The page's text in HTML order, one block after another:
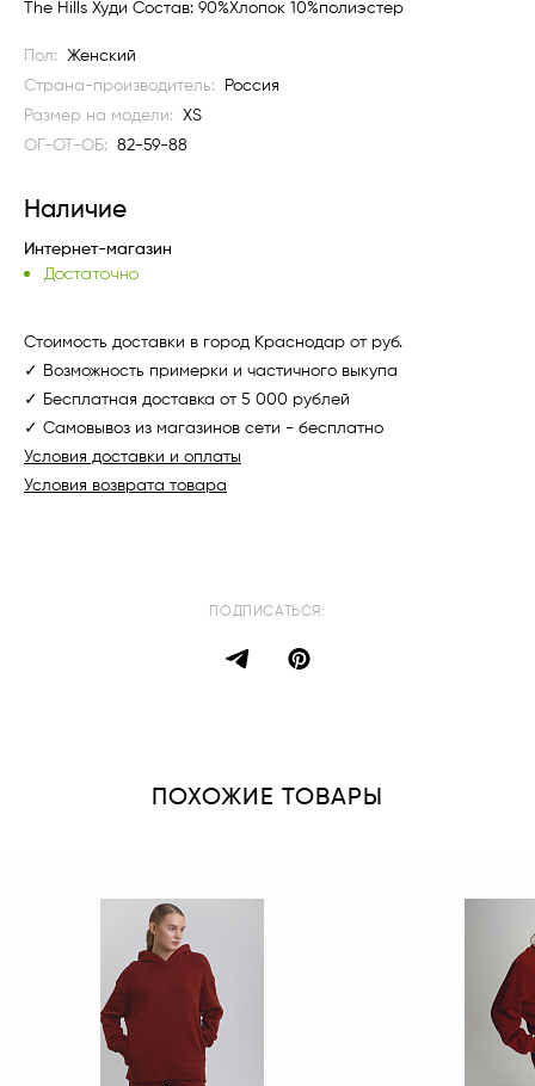
The Hills Худи Состав: 90%Хлопок 10%полиэстер
Пол:
Женский
Страна-производитель:
Россия
Размер на модели:
XS
ОГ-ОТ-ОБ:
82-59-88
Наличие
Интернет-магазин
Достаточно
Стоимость доставки в город Краснодар от руб.
✓ Возможность примерки и частичного выкупа
✓ Бесплатная доставка от 5 000 рублей
✓ Самовывоз из магазинов сети - бесплатно
Условия доставки и оплаты
Условия возврата товара
ПОДПИСАТЬСЯ:
ПОХОЖИЕ ТОВАРЫ